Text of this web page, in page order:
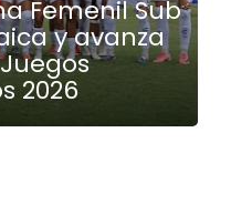
Femenil Sub
y avanza
2026